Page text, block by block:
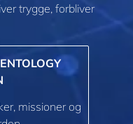
trygge, forbliver
missioner og